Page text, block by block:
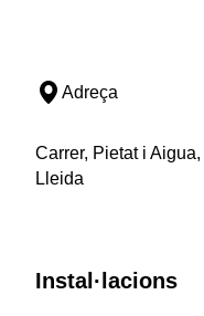
Adreça
Carrer, Pietat i
Lleida
Instal·lacions